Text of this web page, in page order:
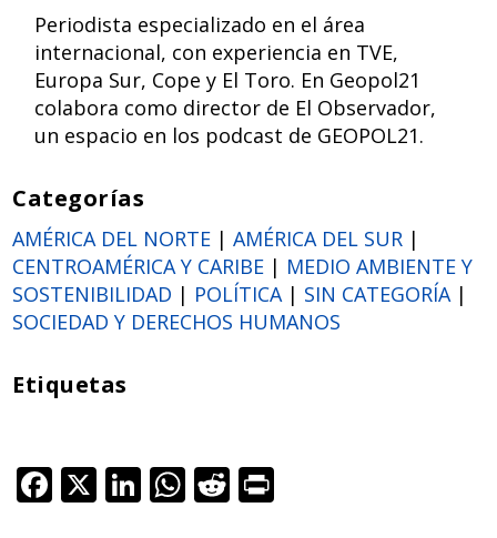
Periodista especializado en el área
internacional, con experiencia en TVE,
Europa Sur, Cope y El Toro. En Geopol21
colabora como director de El Observador,
un espacio en los podcast de GEOPOL21.
Categorías
AMÉRICA DEL NORTE |AMÉRICA DEL SUR |
CENTROAMÉRICA Y CARIBE | MEDIO AMBIENTE Y
SOSTENIBILIDAD | POLÍTICA| SIN CATEGORÍA|
SOCIEDAD Y DERECHOS HUMANOS
Etiquetas
F X Li W R